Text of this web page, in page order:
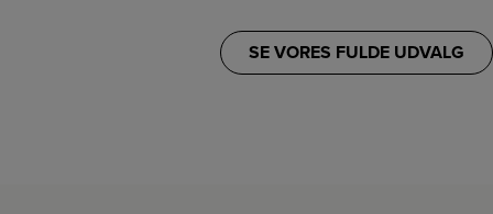
SE VORES FULDE UDVALG